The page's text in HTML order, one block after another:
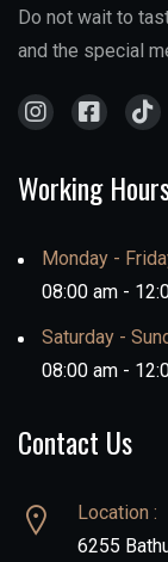
Do not wait to
and the special
Working
Monday -
08:00 am -
Saturday -
08:00 am -
Contact Us
Location :
6255